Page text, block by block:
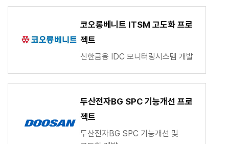
코오롱베니트 ITSM 고도화 프로
젝트
신한금융 IDC 모니터링시스템 개발
두산전자BG SPC 기능개선 프로
젝트
두산전자BG SPC 기능개선 및